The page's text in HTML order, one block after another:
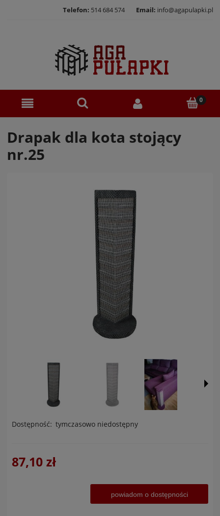
Telefon: 514 684 574 Email: info@agapulapki.pl
Drapak dla kota stojący
nr.25
Dostępność: tymczasowo niedostępny
87,10 zł
powiadom o dostępności